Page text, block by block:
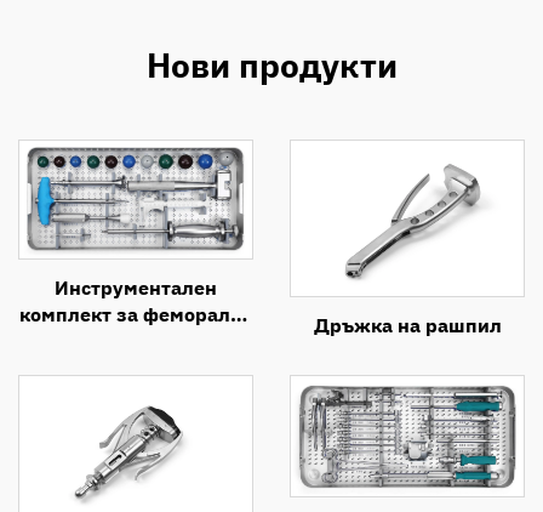
Нови продукти
Инструментален
комплект за феморална
Дръжка на рашпил